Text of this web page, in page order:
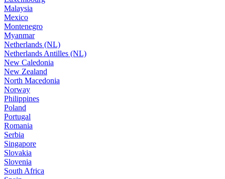
Malaysia
Mexico
Montenegro
Myanmar
Netherlands (NL)
Netherlands Antilles (NL)
New Caledonia
New Zealand
North Macedonia
Norway
Philippines
Poland
Portugal
Romania
Serbia
Singapore
Slovakia
Slovenia
South Africa